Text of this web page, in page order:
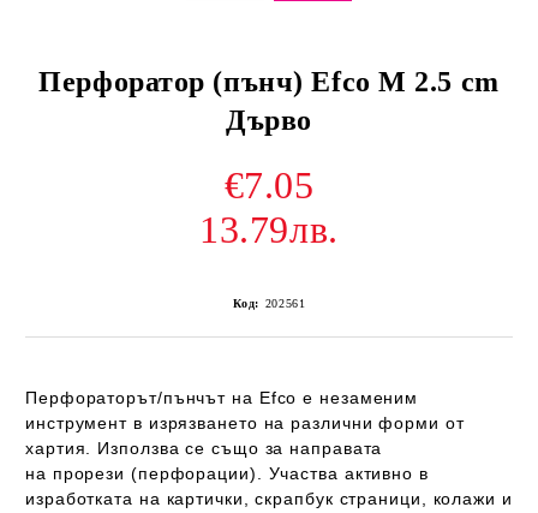
Перфоратор (пънч) Efco M 2.5 cm
Дърво
€7.05
13.79лв.
Код: 202561
Перфораторът/пънчът на Efco е незаменим
инструмент в изрязването на различни форми от
хартия . Използва се също за направата
на прорези (перфорации). Участва активно в
изработката на картички, скрапбук страници, колажи и